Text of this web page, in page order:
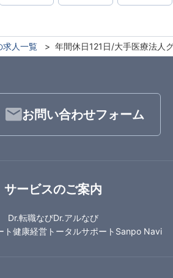
求人一覧 年間休日121日/大手医療法人
お問い合わせフォーム
サービスのご案内
Dr.転職なびDr.アルなび
ト健康経営トータルサポート Sanpo Navi